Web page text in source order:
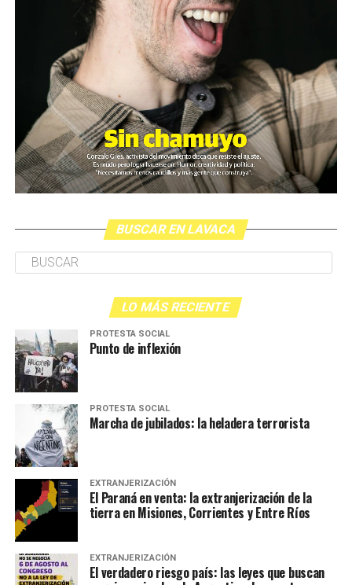
BUSCAR EN LAVACA
LO MÁS RECIENTE
PROTESTA SOCIAL
Punto de inflexión
PROTESTA SOCIAL
Marcha de jubilados: la heladera terrorista
EXTRANJERIZACIÓN
El Paraná en venta: la extranjerización de la
tierra en Misiones, Corrientes y Entre Ríos
EXTRANJERIZACIÓN
El verdadero riesgo país: las leyes que buscan